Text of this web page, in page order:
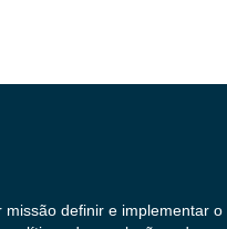
missão definir e implementar o